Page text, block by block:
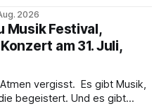
Bildern, getragen von
und einer musikalisch
2026
Musik Festival,
am 31. Juli,
Es gibt Musik,
begeistert. Und es gibt